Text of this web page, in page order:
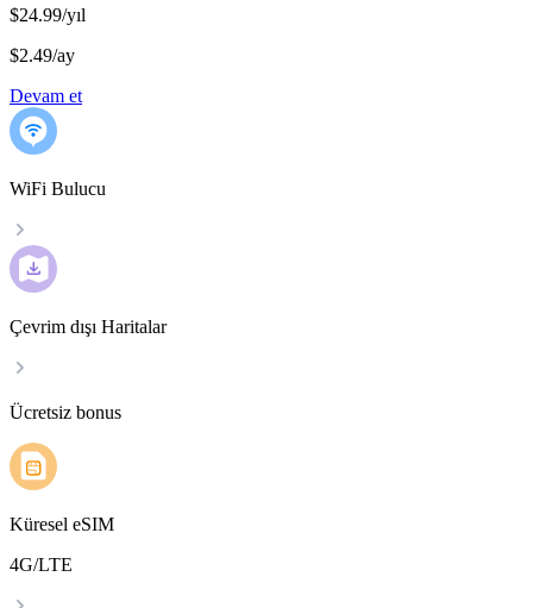
$24.99/yıl
$2.49/ay
Devam et
WiFi Bulucu
Çevrim dışı Haritalar
Ücretsiz bonus
Küresel eSIM
4G/LTE